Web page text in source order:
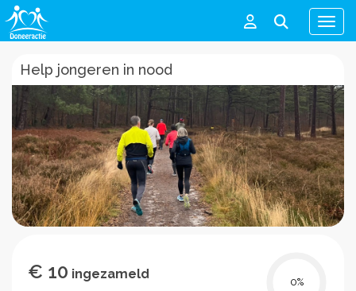
Menu
Help jongeren in nood
€ 10 ingezameld
0%